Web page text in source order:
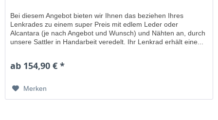
Bei diesem Angebot bieten wir Ihnen das beziehen Ihres
Lenkrades zu einem super Preis mit edlem Leder oder
Alcantara (je nach Angebot und Wunsch) und Nähten an, durch
unsere Sattler in Handarbeit veredelt. Ihr Lenkrad erhält eine...
ab 154,90 € *
Merken